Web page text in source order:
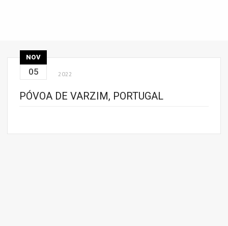
NOV
05 2022
PÓVOA DE VARZIM, PORTUGAL